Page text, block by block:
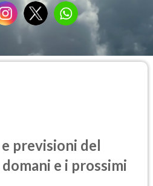
previsioni del
e i prossimi